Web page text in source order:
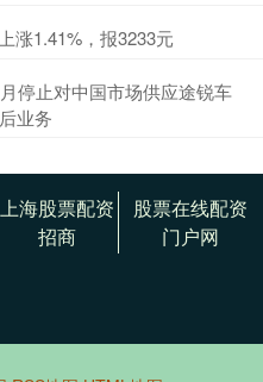
涨1.41%，报3233元
停止对中国市场供应途锐车
业务
上海股票配资
招商
股票在线配资
门户网